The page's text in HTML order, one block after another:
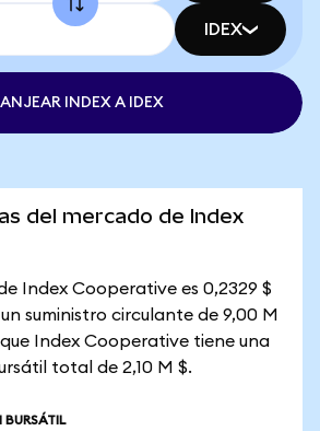
IDEX
INDEX A IDEX
del mercado de Index
Index Cooperative es 0,2329 $
suministro circulante de 9,00 M
que Index Cooperative tiene una
total de 2,10 M $.